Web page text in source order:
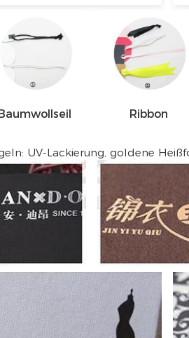
Ribbon
UV-Lackierung, goldene